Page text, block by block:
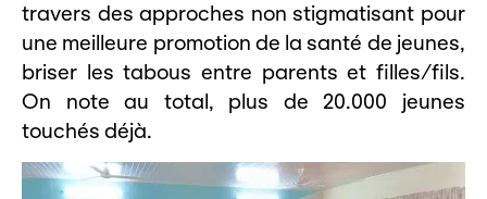
travers des approches non stigmatisant pour
une meilleure promotion de la santé de jeunes,
briser les tabous entre parents et filles/fils.
On note au total, plus de 20.000 jeunes
touchés déjà.